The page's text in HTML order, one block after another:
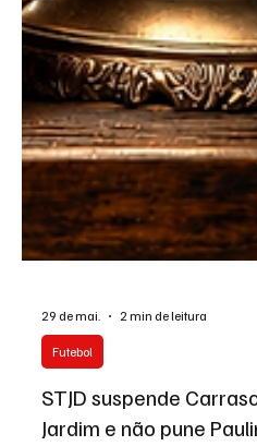
29 de mai.
Futebol